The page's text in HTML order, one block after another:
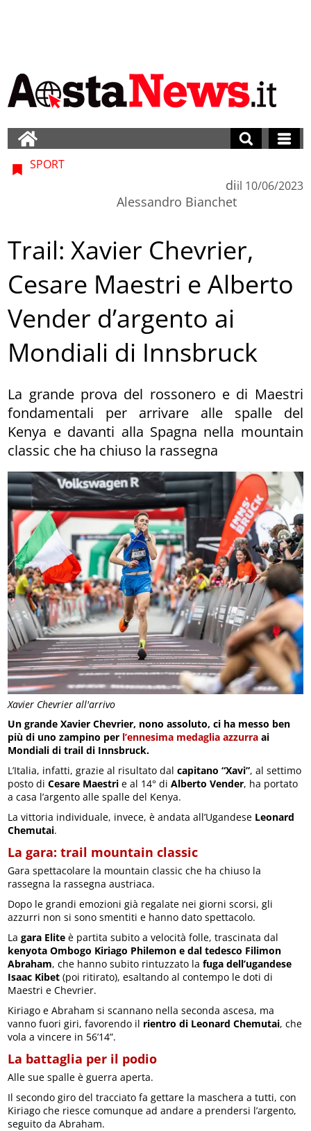
Xavier Chevrier all'arrivo
SPORT
di
Alessandro Bianchet
il 10/06/2023
Trail: Xavier Chevrier,
Cesare Maestri e Alberto
Vender d’argento ai
Mondiali di Innsbruck
La grande prova del rossonero e di Maestri
fondamentali per arrivare alle spalle del
Kenya e davanti alla Spagna nella mountain
classic che ha chiuso la rassegna
Un grande Xavier Chevrier, nono assoluto, ci ha messo ben
più di uno zampino per l’ennesima medaglia azzurra ai
Mondiali di trail di Innsbruck.
L’Italia, infatti, grazie al risultato dalcapitano “Xavi”, al settimo
posto diCesare Maestri e al 14° diAlberto Vender, ha portato
a casa l’argento alle spalle del Kenya.
La vittoria individuale, invece, è andata all’Ugandese Leonard
Chemutai.
La gara: trail mountain classic
Gara spettacolare la mountain classic che ha chiuso la
rassegna la rassegna austriaca.
Dopo le grandi emozioni già regalate nei giorni scorsi, gli
azzurri non si sono smentiti e hanno dato spettacolo.
Lagara Elite è partita subito a velocità folle, trascinata dal
kenyota Ombogo Kiriago Philemon e dal tedesco Filimon
Abraham, che hanno subito rintuzzato lafuga dell’ugandese
Isaac Kibet(poi ritirato), esaltando al contempo le doti di
Maestri e Chevrier.
Kiriago e Abraham si scannano nella seconda ascesa, ma
vanno fuori giri, favorendo il rientro di Leonard Chemutai, che
vola a vincere in 56’14”.
La battaglia per il podio
Alle sue spalle è guerra aperta.
Il secondo giro del tracciato fa gettare la maschera a tutti, con
Kiriago che riesce comunque ad andare a prendersi l’argento,
seguito da Abraham.